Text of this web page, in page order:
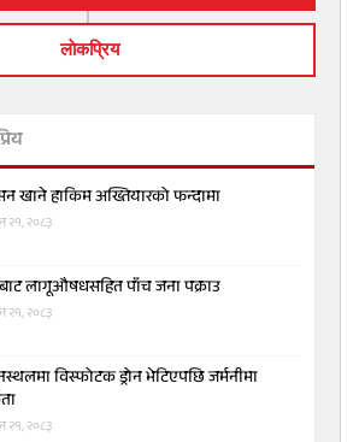
लाेकप्रिय
खाने हाकिम अख्तियारको फन्दामा
२१, २०८३
लागूऔषधसहित पाँच जना पक्राउ
२१, २०८३
विस्फोटक ड्रोन भेटिएपछि जर्मनीमा
२१, २०८३